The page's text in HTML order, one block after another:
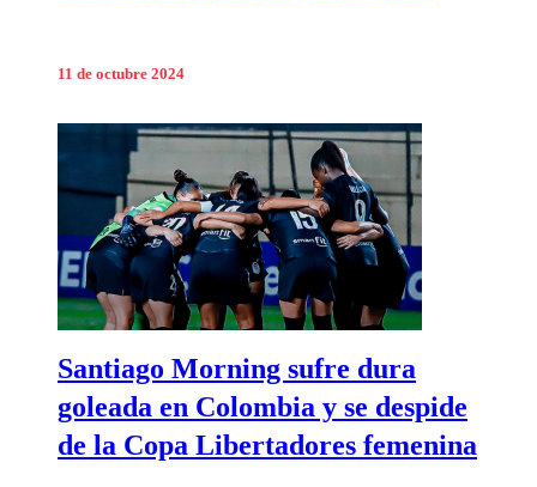
11 de octubre 2024
Santiago Morning sufre dura
goleada en Colombia y se despide
de la Copa Libertadores femenina